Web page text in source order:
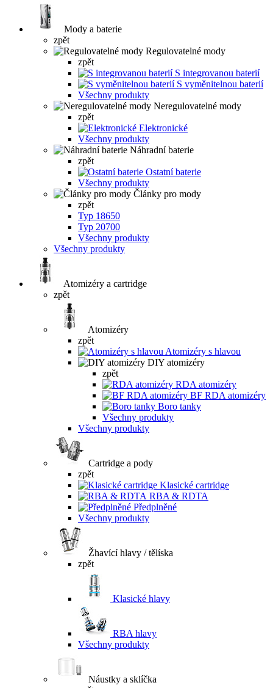
Mody a baterie
zpět
Regulovatelné mody
zpět
S integrovanou baterií
S vyměnitelnou baterií
Všechny produkty
Neregulovatelné mody
zpět
Elektronické
Všechny produkty
Náhradní baterie
zpět
Ostatní baterie
Všechny produkty
Články pro mody
zpět
Typ 18650
Typ 20700
Všechny produkty
Všechny produkty
Atomizéry a cartridge
zpět
Atomizéry
zpět
Atomizéry s hlavou
DIY atomizéry
zpět
RDA atomizéry
BF RDA atomizéry
Boro tanky
Všechny produkty
Všechny produkty
Cartridge a pody
zpět
Klasické cartridge
RBA & RDTA
Předplněné
Všechny produkty
Žhavící hlavy / tělíska
zpět
Klasické hlavy
RBA hlavy
Všechny produkty
Náustky a sklíčka